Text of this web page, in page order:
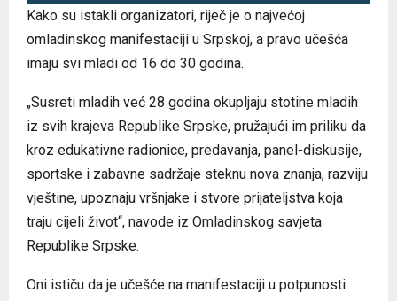
Kako su istakli organizatori, riječ je o najvećoj
omladinskog manifestaciji u Srpskoj, a pravo učešća
imaju svi mladi od 16 do 30 godina.
„Susreti mladih već 28 godina okupljaju stotine mladih
iz svih krajeva Republike Srpske, pružajući im priliku da
kroz edukativne radionice, predavanja, panel-diskusije,
sportske i zabavne sadržaje steknu nova znanja, razviju
vještine, upoznaju vršnjake i stvore prijateljstva koja
traju cijeli život“, navode iz Omladinskog savjeta
Republike Srpske.
Oni ističu da je učešće na manifestaciji u potpunosti